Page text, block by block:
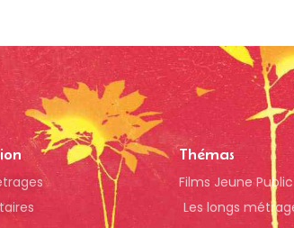
Thémas
Films Jeune Public
Les longs